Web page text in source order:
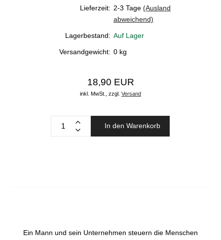
Lieferzeit: 2-3 Tage (Ausland
abweichend)
Lagerbestand: Auf Lager
Versandgewicht: 0 kg
18,90 EUR
inkl. MwSt., zzgl. Versand
In den Warenkorb
Ein Mann und sein Unternehmen steuern die Menschen